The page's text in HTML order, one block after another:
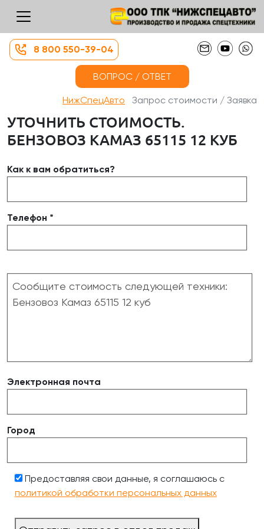
8 800 550-39-04
ВОПРОС / ОТВЕТ
НижСпецАвто Запрос стоимости / Заявка
УТОЧНИТЬ СТОИМОСТЬ.
БЕНЗОВОЗ КАМАЗ 65115 12 КУБ
Как к вам обратиться?
Телефон *
Электронная почта
Город
Предоставляя свои данные, я соглашаюсь с
политикой обработки персональных данных